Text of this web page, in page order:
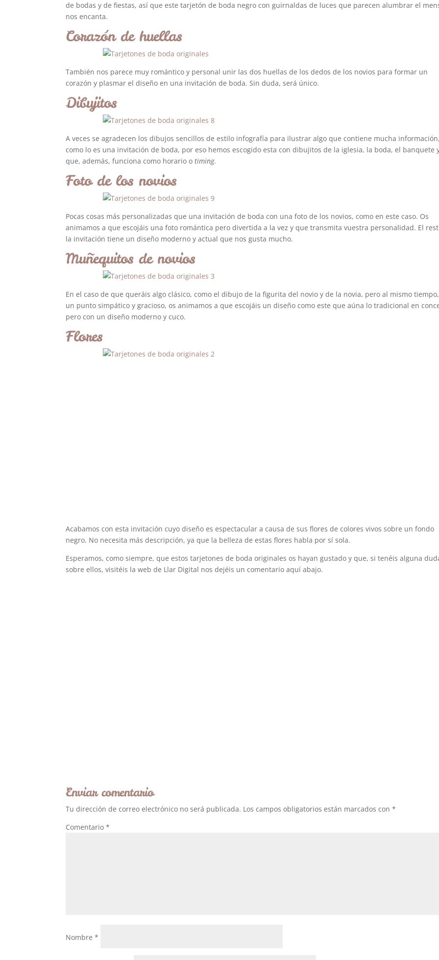
de bodas y de fiestas, así que este tarjetón de boda negro con guirnaldas de luces que parecen alumbrar el
nos encanta.
Corazón de huellas
También nos parece muy romántico y personal unir las dos huellas de los dedos de los novios para formar un
corazón y plasmar el diseño en una invitación de boda. Sin duda, será único.
Dibujitos
A veces se agradecen los dibujos sencillos de estilo infografía para ilustrar algo que contiene mucha
como lo es una invitación de boda, por eso hemos escogido esta con dibujitos de la iglesia, la boda, el banquete
que, además, funciona como horario otiming.
Foto de los novios
Pocas cosas más personalizadas que una invitación de boda con una foto de los novios, como en este caso. Os
animamos a que escojáis una foto romántica pero divertida a la vez y que transmita vuestra personalidad. El
la invitación tiene un diseño moderno y actual que nos gusta mucho.
Muñequitos de novios
En el caso de que queráis algo clásico, como el dibujo de la figurita del novio y de la novia, pero al mismo
un punto simpático y gracioso, os animamos a que escojáis un diseño como este que aúna lo tradicional en
pero con un diseño moderno y cuco.
Flores
Acabamos con esta invitación cuyo diseño es espectacular a causa de sus flores de colores vivos sobre un fondo
negro. No necesita más descripción, ya que la belleza de estas flores habla por sí sola.
Esperamos, como siempre, que estos tarjetones de boda originales os hayan gustado y que, si tenéis alguna
sobre ellos, visitéis la web de Llar Digital nos dejéis un comentario aquí abajo.
Enviar comentario
Tu dirección de correo electrónico no será publicada. Los campos obligatorios están marcados con*
Comentario*
Nombre*